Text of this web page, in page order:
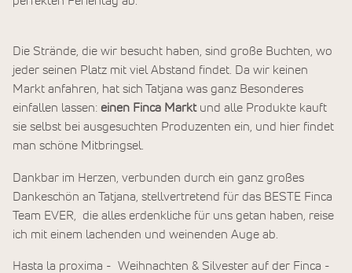
Die Strände, die wir besucht haben, sind große Buchten, wo
jeder seinen Platz mit viel Abstand findet. Da wir keinen
Markt anfahren, hat sich Tatjana was ganz Besonderes
einfallen lassen: einen Finca Markt und alle Produkte kauft
sie selbst bei ausgesuchten Produzenten ein, und hier findet
man schöne Mitbringsel.
Dankbar im Herzen, verbunden durch ein ganz großes
Dankeschön an Tatjana, stellvertretend für das BESTE Finca
Team EVER, die alles erdenkliche für uns getan haben, reise
ich mit einem lachenden und weinenden Auge ab.
Hasta la proxima - Weihnachten & Silvester auf der Finca -